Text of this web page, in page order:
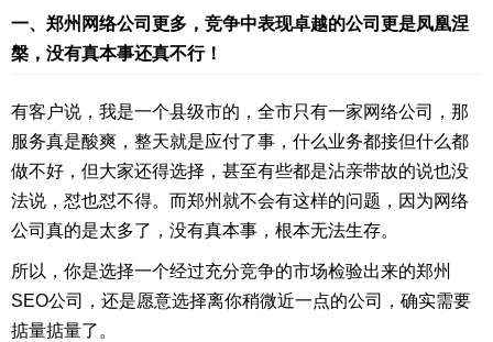
一、郑州网络公司更多，竞争中表现卓越的公司更是凤凰涅
槃，没有真本事还真不行！
有客户说，我是一个县级市的，全市只有一家网络公司，那
服务真是酸爽，整天就是应付了事，什么业务都接但什么都
做不好，但大家还得选择，甚至有些都是沾亲带故的说也没
法说，怼也怼不得。而郑州就不会有这样的问题，因为网络
公司真的是太多了，没有真本事，根本无法生存。
所以，你是选择一个经过充分竞争的市场检验出来的郑州
SEO公司，还是愿意选择离你稍微近一点的公司，确实需要
掂量掂量了。